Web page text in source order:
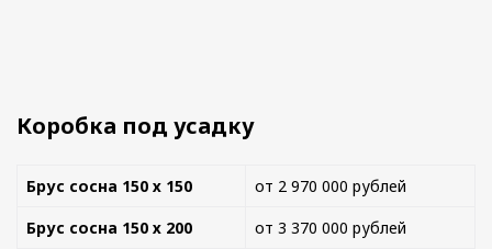
Коробка под усадку
Брус сосна 150 х 150
от 2 970 000 рублей
Брус сосна 150 х 200
от 3 370 000 рублей